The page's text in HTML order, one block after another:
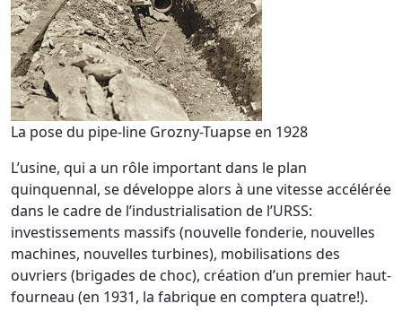
La pose du pipe-line Grozny-Tuapse en 1928
L’usine, qui a un rôle important dans le plan
quinquennal, se développe alors à une vitesse accélérée
dans le cadre de l’industrialisation de l’URSS:
investissements massifs (nouvelle fonderie, nouvelles
machines, nouvelles turbines), mobilisations des
ouvriers (brigades de choc), création d’un premier haut-
fourneau (en 1931, la fabrique en comptera quatre!).